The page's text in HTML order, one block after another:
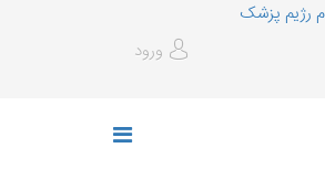
رژیم پزشک
ورود